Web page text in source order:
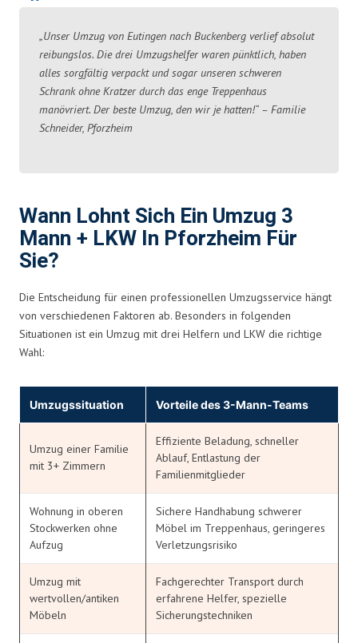
„Unser Umzug von Eutingen nach Buckenberg verlief absolut
reibungslos. Die drei Umzugshelfer waren pünktlich, haben
alles sorgfältig verpackt und sogar unseren schweren
Schrank ohne Kratzer durch das enge Treppenhaus
manövriert. Der beste Umzug, den wir je hatten!“ – Familie
Schneider, Pforzheim
Wann Lohnt Sich Ein Umzug 3
Mann + LKW In Pforzheim Für
Sie?
Die Entscheidung für einen professionellen Umzugsservice hängt
von verschiedenen Faktoren ab. Besonders in folgenden
Situationen ist ein Umzug mit drei Helfern und LKW die richtige
Wahl:
Umzugssituation Vorteile des 3-Mann-Teams
Umzug einer Familie
mit 3+ Zimmern
Effiziente Beladung, schneller
Ablauf, Entlastung der
Familienmitglieder
Wohnung in oberen
Stockwerken ohne
Aufzug
Sichere Handhabung schwerer
Möbel im Treppenhaus, geringeres
Verletzungsrisiko
Umzug mit
wertvollen/antiken
Möbeln
Fachgerechter Transport durch
erfahrene Helfer, spezielle
Sicherungstechniken